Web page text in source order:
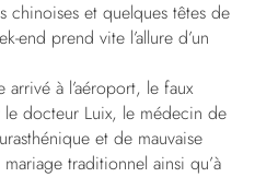
chinoises et quelques têtes de
end prend vite l’allure d’un
arrivé à l’aéroport, le faux
docteur Luix, le médecin de
et de mauvaise
traditionnel ainsi qu’à